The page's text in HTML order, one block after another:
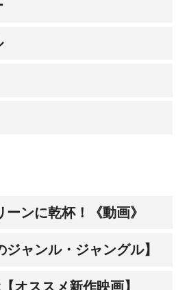
ンに乾杯！《動画》
ャンル・ジャングル】
オススメ新作映画】